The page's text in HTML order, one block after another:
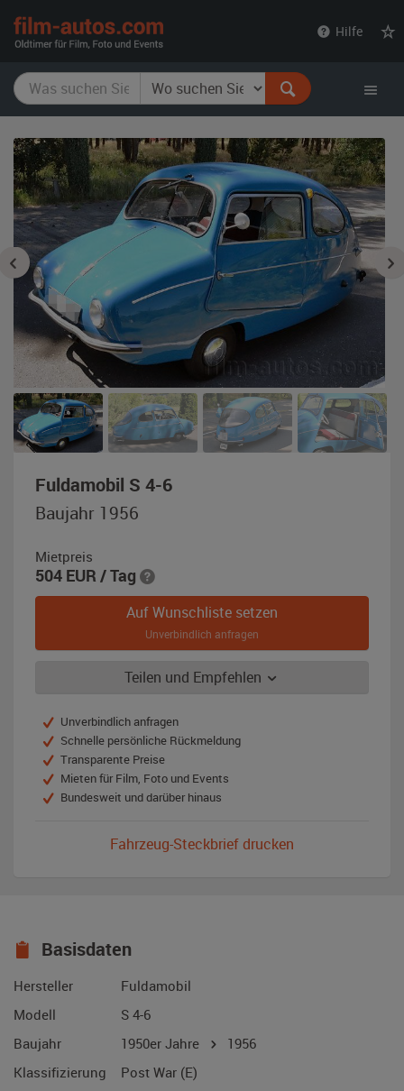
Hilfe
Fuldamobil S 4-6,
Baujahr 1956
Mietpreis
504 EUR / Tag
Auf Wunschliste setzen
Unverbindlich anfragen
Teilen und Empfehlen
Unverbindlich anfragen
Schnelle persönliche Rückmeldung
Transparente Preise
Mieten für Film, Foto und Events
Bundesweit und darüber hinaus
Fahrzeug-Steckbrief drucken
Basisdaten
Hersteller
Fuldamobil
Modell
S 4-6
Baujahr
1950er Jahre
1956
Klassifizierung
Post War (E)